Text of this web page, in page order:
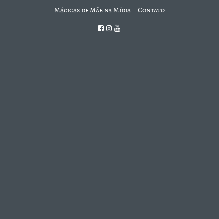
Mágicas de Mãe na Mídia Contato